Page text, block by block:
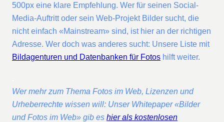
500px eine klare Empfehlung. Wer für seinen Social-
Media-Auftritt oder sein Web-Projekt Bilder sucht, die
nicht einfach «Mainstream» sind, ist hier an der richtigen
Adresse. Wer doch was anderes sucht: Unsere Liste mit
Bildagenturen und Datenbanken für Fotos hilft weiter.
Wer mehr zum Thema Fotos im Web, Lizenzen und
Urheberrechte wissen will: Unser Whitepaper «Bilder
und Fotos im Web» gib es hier als kostenlosen